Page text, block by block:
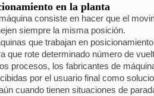
en la planta
consiste en hacer que el
siempre la misma posición.
que trabajan en
que rote determinado número de
procesos, los fabricantes de
por el usuario final como
cuando tienen situaciones de